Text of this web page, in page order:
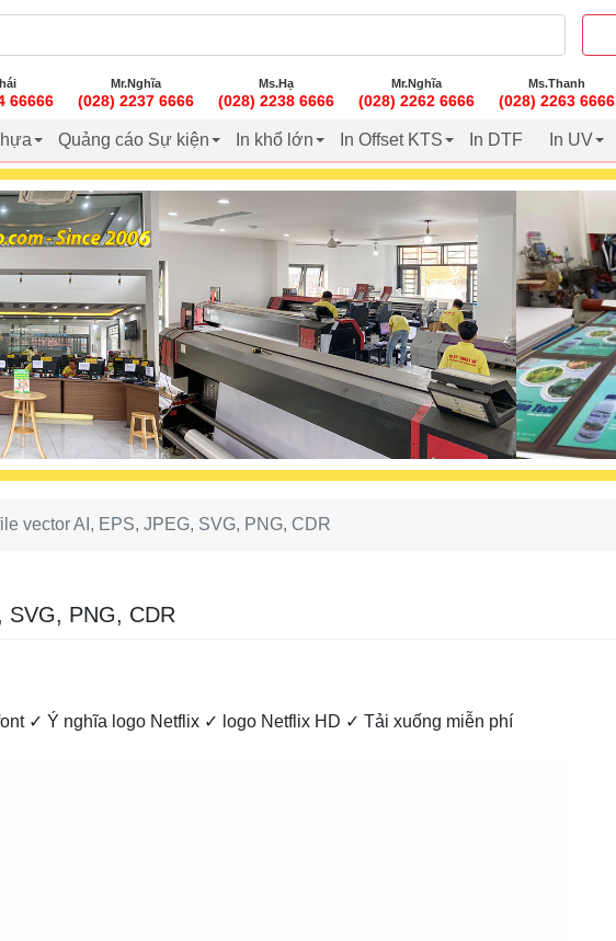
66666
Mr.Nghĩa
(028) 2237 6666
Ms.Hạ
(028) 2238 6666
Mr.Nghĩa
(028) 2262 6666
Ms.Thanh
(028) 2263 6666
Quảng cáo Sự kiện In khổ lớn In Offset KTS In DTF In UV
vector AI, EPS, JPEG, SVG, PNG, CDR
SVG, PNG, CDR
✓ Ý nghĩa logo Netflix ✓ logo Netflix HD ✓ Tải xuống miễn phí